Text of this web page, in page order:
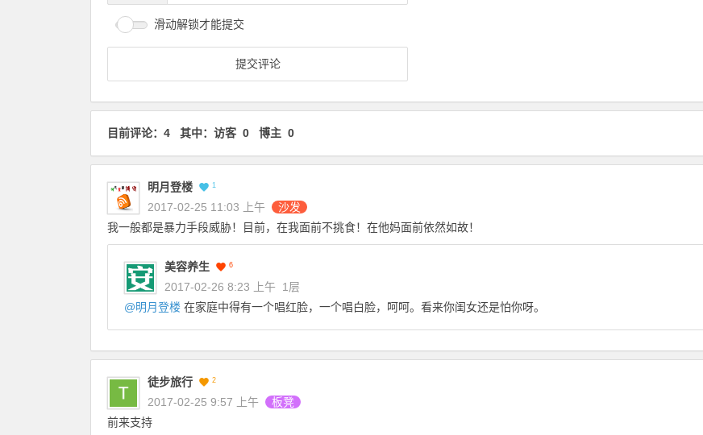
滑动解锁才能提交
目前评论：4 其中：访客 0 博主 0
明月登楼 1
2017-02-25 11:03 上午
沙发
我一般都是暴力手段威胁！目前，在我面前不挑食！在他妈面前依然如故！
美容养生 6
2017-02-26 8:23 上午 1层
@明月登楼 在家庭中得有一个唱红脸，一个唱白脸，呵呵。看来你闺女还是怕你呀。
徒步旅行 2
2017-02-25 9:57 上午
板凳
前来支持